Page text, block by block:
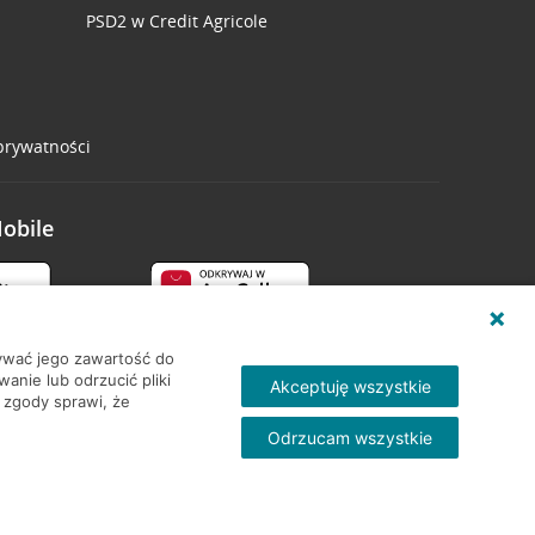
PSD2 w Credit Agricole
jego zawartość do
lub odrzucić pliki
sprawi, że
Akceptuję wszystkie
Odrzucam wszystkie